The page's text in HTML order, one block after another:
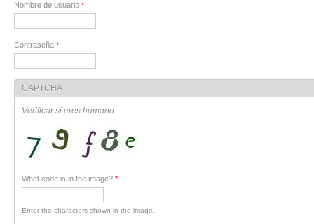
Nombre de usuario *
Contraseña *
CAPTCHA
Verificar si eres humano
What code is in the image? *
Enter the characters shown in the image.